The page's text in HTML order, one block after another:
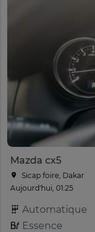
Mazda cx5
Sicap foire, Dakar
Aujourd'hui, 01:25
Automatique
Essence